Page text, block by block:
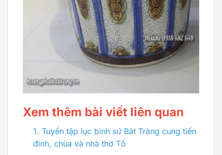
Xem thêm bài viết liên quan
1. Tuyển tập lục bình sứ Bát Tràng cung tiến
đình, chùa và nhà thờ Tổ